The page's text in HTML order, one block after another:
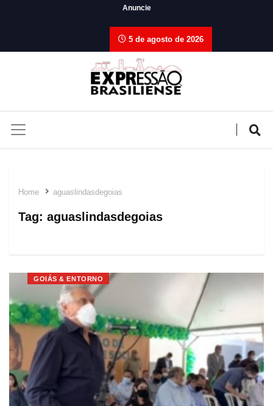
Anuncie
5 de agosto de 2026
Home aguaslindasdegoias
Tag: aguaslindasdegoias
GOIÁS & ENTORNO